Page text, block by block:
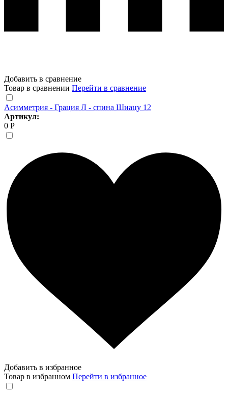
Добавить в сравнение
Товар в сравнении Перейти в сравнение
Асимметрия - Грация Л - спина Шиацу 12
Артикул:
0 Р
Добавить в избранное
Товар в избранном Перейти в избранное